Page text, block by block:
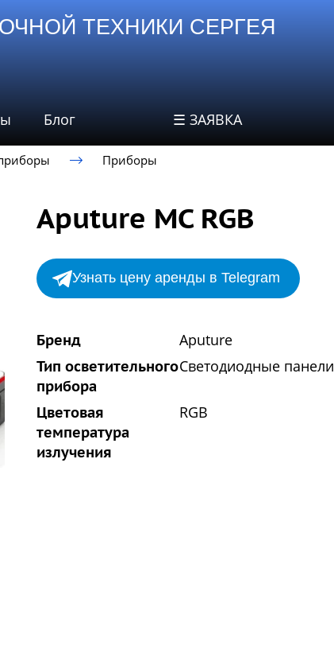
ТЕХНИКИ СЕРГЕЯ
Блог ☰ ЗАЯВКА
Приборы
Aputure MC RGB
Узнать цену аренды в Telegram
Бренд Aputure
Тип осветительного
прибора
Светодиодные панели
Цветовая
температура
излучения
RGB